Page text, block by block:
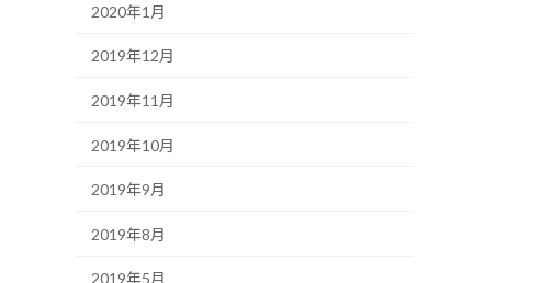
2020年1月
2019年12月
2019年11月
2019年10月
2019年9月
2019年8月
2019年5月